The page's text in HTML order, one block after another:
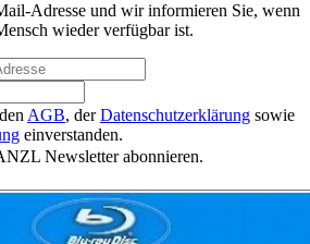
Adresse und wir informieren Sie, wenn
wieder verfügbar ist.
AGB, derDatenschutzerklärung sowie
einverstanden.
Newsletter abonnieren.